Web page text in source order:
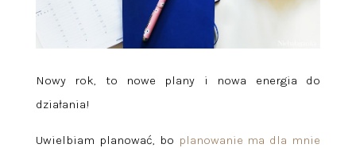
Nowy rok, to nowe plany i nowa energia do
działania!
Uwielbiam planować, bo planowanie ma dla mnie